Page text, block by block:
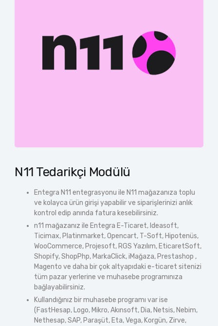
N11 Tedarikçi Modülü
Entegra N11 entegrasyonu ile N11 mağazanıza toplu
ve kolayca ürün girişi yapabilir ve siparişlerinizi anlık
kontrol edip anında fatura kesebilirsiniz.
n11 mağazanız ile Entegra E-Ticaret, Ideasoft,
Ticimax, Platinmarket, Opencart, T-Soft, Hipotenüs,
WooCommerce, Projesoft, RGS Yazılım, EticaretSoft,
Shopify, ShopPhp, MarkaClick, iMağaza, Prestashop ,
Magento ve daha bir çok altyapıdaki e-ticaret sitenizi
tüm pazar yerlerine ve muhasebe programınıza
bağlayabilirsiniz.
Kullandığınız bir muhasebe programı var ise
(FastHesap, Logo, Mikro, Akınsoft, Dia, Netsis, Nebim,
Nethesap, SAP, Paraşüt, Eta, Vega, Korgün, Zirve,